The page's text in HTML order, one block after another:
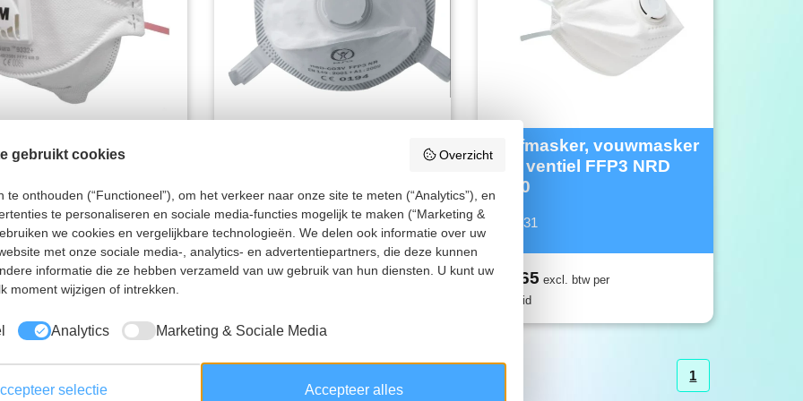
3M,
9332+, met
uitblaasventiel, FFP3, 30-
330
30-330
€ 2,95
excl. btw per
Stofmasker, vouwmasker
met ventiel FFP3 NRD
4310
405.431
€ 2,65 excl. btw per
eenheid
1
gebruikt cookies Overzicht
te onthouden (“Functioneel”), om het verkeer naar onze site te meten (“Analytics”), en
te personaliseren en sociale media-functies mogelijk te maken (“Marketing &
we cookies en vergelijkbare technologieën. We delen ook informatie over uw
met onze sociale media-, analytics- en advertentiepartners, die deze kunnen
informatie die ze hebben verzameld van uw gebruik van hun diensten. U kunt uw
moment wijzigen of intrekken.
Analytics Marketing & Sociale Media
selectie Accepteer alles